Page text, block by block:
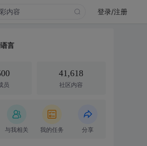
登录/注册
言
员
41,618
社区内容
与我相关 我的任务 分享